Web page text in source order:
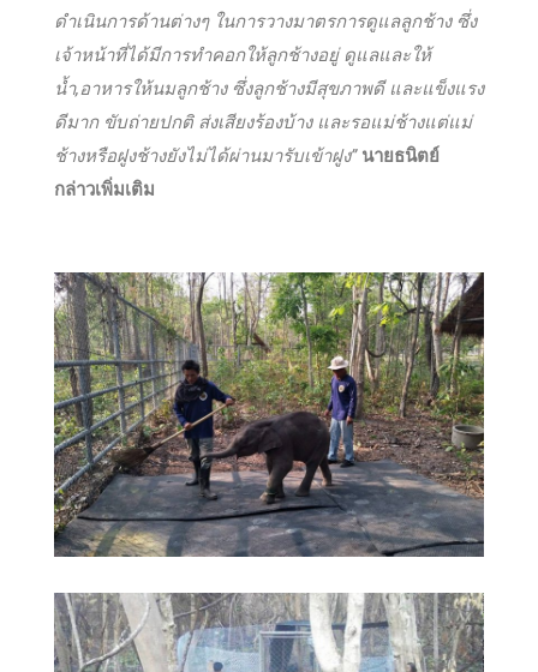
ดำเนินการด้านต่างๆ ในการวางมาตรการดูแลลูกช้าง ซึ่ง
เจ้าหน้าที่ได้มีการทำคอกให้ลูกช้างอยู่ ดูแลและให้
น้ำ,อาหารให้นมลูกช้าง ซึ่งลูกช้างมีสุขภาพดี และแข็งแรง
ดีมาก ขับถ่ายปกติ ส่งเสียงร้องบ้าง และรอแม่ช้างแต่แม่
ช้างหรือฝูงช้างยังไม่ได้ผ่านมารับเข้าฝูง” นายธนิตย์
กล่าวเพิ่มเติม